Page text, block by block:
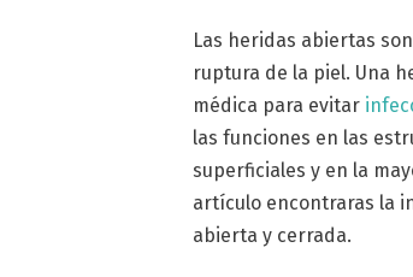
Las heridas abiertas
ruptura de la piel. Una
médica para evitar
las funciones en las
superficiales y en la
artículo encontraras la
abierta y cerrada.